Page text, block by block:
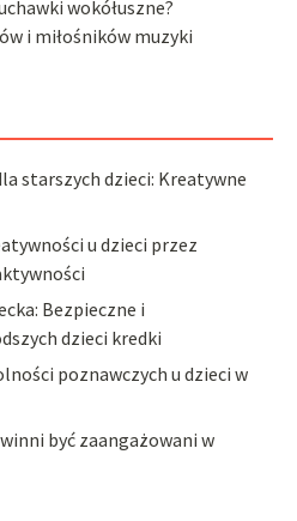
wokółuszne?
i miłośników muzyki
starszych dzieci: Kreatywne
u dzieci przez
Bezpieczne i
dzieci kredki
poznawczych u dzieci w
być zaangażowani w